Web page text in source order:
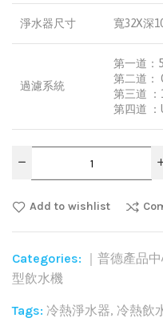
淨水器尺寸 寬32X深
過濾系統
第一道：
第二道：
第三道 ：
第四道 ：
Add to wishlist
Categories: ｜普德產品
型飲水機
Tags: 冷熱淨水器, 冷熱飲